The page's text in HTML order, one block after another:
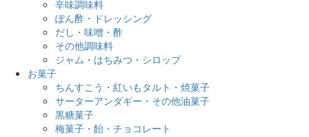
辛味調味料
ぽん酢・ドレッシング
だし・味噌・酢
その他調味料
ジャム・はちみつ・シロップ
お菓子
ちんすこう・紅いもタルト・焼菓子
サーターアンダギー・その他油菓子
黒糖菓子
梅菓子・飴・チョコレート